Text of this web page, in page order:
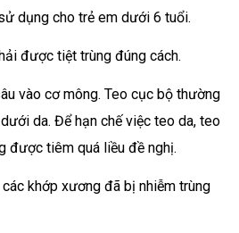
dụng cho trẻ em dưới 6 tuổi.
được tiệt trùng đúng cách.
vào cơ mông. Teo cục bộ thường
da. Để hạn chế việc teo da, teo
được tiêm quá liều đề nghị.
khớp xương đã bị nhiễm trùng